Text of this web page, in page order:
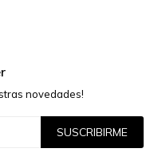
novedades!
SUSCRIBIRME